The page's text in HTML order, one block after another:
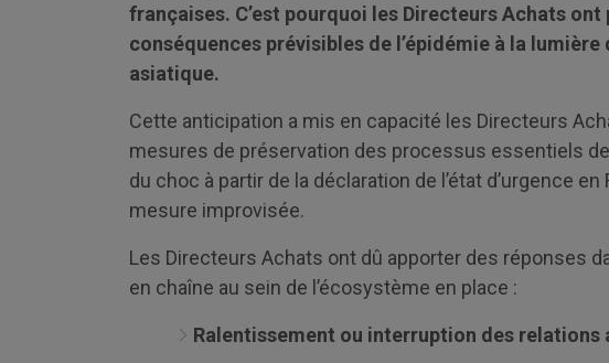
françaises. C’est pourquoi les Directeurs Achats
conséquences prévisibles de l’épidémie à la
asiatique.
Cette anticipation a mis en capacité les Directeurs
mesures de préservation des processus essentiels de
du choc à partir de la déclaration de l’état d’urgence
mesure improvisée.
Les Directeurs Achats ont dû apporter des réponses
en chaîne au sein de l’écosystème en place :
Ralentissement ou interruption des relations